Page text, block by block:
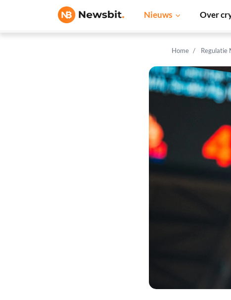
Nieuws Over
Home Regulatie